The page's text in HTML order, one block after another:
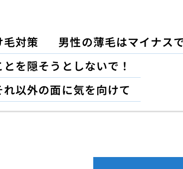
対策
男性の薄毛はマイナス
を隠そうとしないで！
以外の面に気を向けて